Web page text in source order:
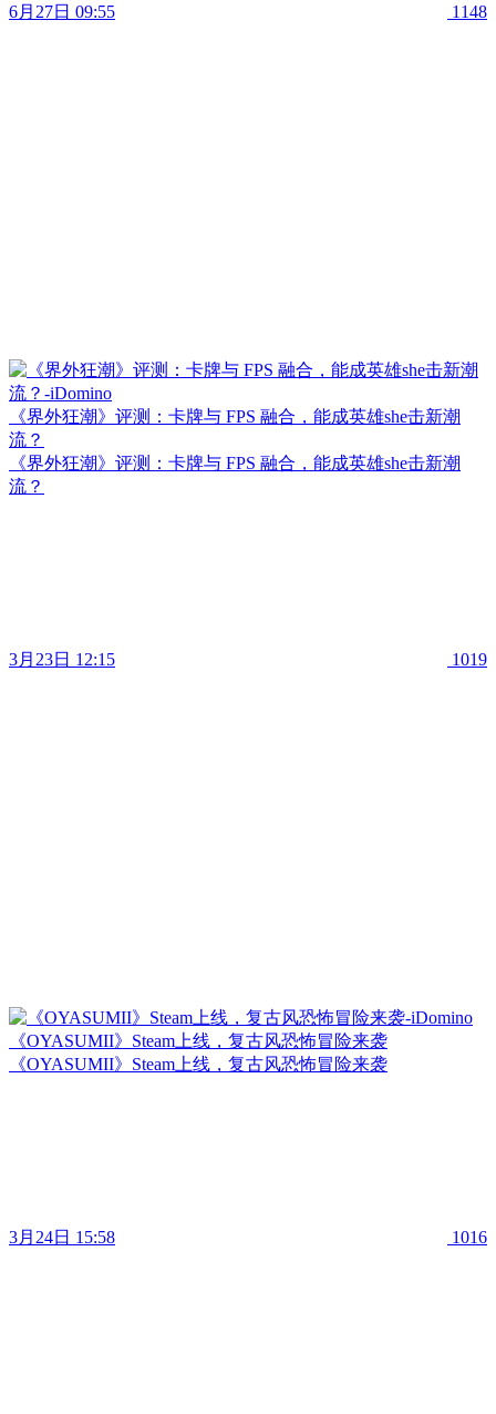
6月27日 09:55 1148
《界外狂潮》评测：卡牌与 FPS 融合，能成英雄she击新潮
流？
《界外狂潮》评测：卡牌与 FPS 融合，能成英雄she击新潮
流？
3月23日 12:15 1019
《OYASUMII》Steam上线，复古风恐怖冒险来袭
《OYASUMII》Steam上线，复古风恐怖冒险来袭
3月24日 15:58 1016